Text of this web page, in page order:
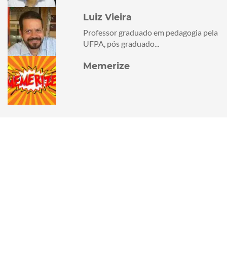
Luiz Vieira
Professor graduado em pedagogia pela
UFPA, pós graduado...
Memerize